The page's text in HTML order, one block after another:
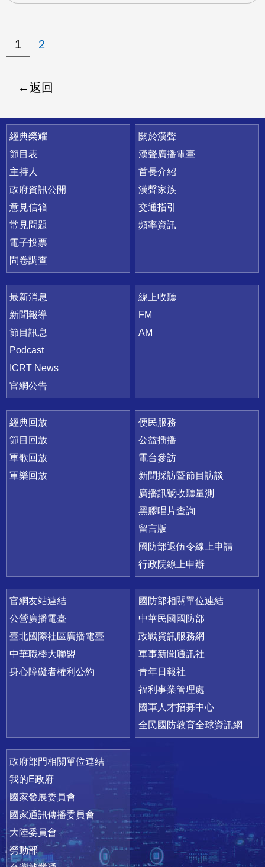
1 2
返回
快速連結
經典榮耀
節目表
主持人
政府資訊公開
意見信箱
常見問題
電子投票
問卷調查
關於漢聲
漢聲廣播電臺
首長介紹
漢聲家族
交通指引
頻率資訊
最新消息
新聞報導
節目訊息
Podcast
ICRT News
官網公告
線上收聽
FM
AM
經典回放
節目回放
軍歌回放
軍樂回放
便民服務
公益插播
電台參訪
新聞採訪暨節目訪談
廣播訊號收聽量測
黑膠唱片查詢
留言版
國防部退伍令線上申請
行政院線上申辦
官網友站連結
公營廣播電臺
臺北國際社區廣播電臺
中華職棒大聯盟
身心障礙者權利公約
國防部相關單位連結
中華民國國防部
政戰資訊服務網
軍事新聞通訊社
青年日報社
福利事業管理處
國軍人才招募中心
全民國防教育全球資訊網
政府部門相關單位連結
我的E政府
國家發展委員會
國家通訊傳播委員會
大陸委員會
勞動部